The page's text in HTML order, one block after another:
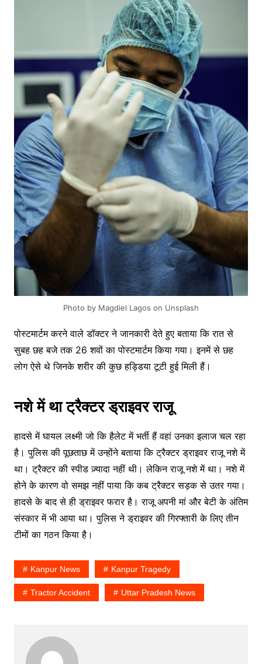
Photo by Magdiel Lagos on Unsplash
पोस्टमार्टम करने वाले डॉक्टर ने जानकारी देते हुए बताया कि रात से
सुबह छह बजे तक 26 शवों का पोस्टमार्टम किया गया। इनमें से छह
लोग ऐसे थे जिनके शरीर की कुछ हड्डिया टूटी हुई मिली हैं।
नशे में था ट्रैक्टर ड्राइवर राजू
हादसे में घायल लक्ष्मी जो कि हैलेट में भर्ती हैं वहां उनका इलाज चल रहा
है। पुलिस की पूछताछ में उन्होंने बताया कि ट्रैक्टर ड्राइवर राजू नशे में
था। ट्रैक्टर की स्पीड ज़्यादा नहीं थी। लेकिन राजू नशे में था। नशे में
होने के कारण वो समझ नहीं पाया कि कब ट्रैक्टर सड़क से उतर गया।
हादसे के बाद से ही ड्राइवर फरार है। राजू अपनी मां और बेटी के अंतिम
संस्कार में भी आया था। पुलिस ने ड्राइवर की गिरफ्तारी के लिए तीन
टीमों का गठन किया है।
Kanpur News Kanpur Tragedy
Tractor Accident Uttar Pradesh News